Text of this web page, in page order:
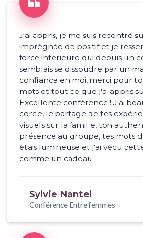
J'ai appris, je me suis recentré
imprégnée de positif et je
force intérieure qui depuis un
semblais se dissoudre par un
confiance en moi, merci pour
mots et tout ce que j'ai appris
Excellente conférence ! J'ai
corde, le partage de tes
visuels sur la famille, ton
présence au groupe, tes mots
étais lumineuse et j'ai vécu
comme un cadeau.
Sylvie Nantel
Conférence Entre femmes